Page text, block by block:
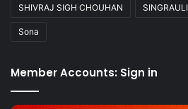
SHIVRAJ SIGH CHOUHAN SINGRAULI
Sona
Member Accounts: Sign in